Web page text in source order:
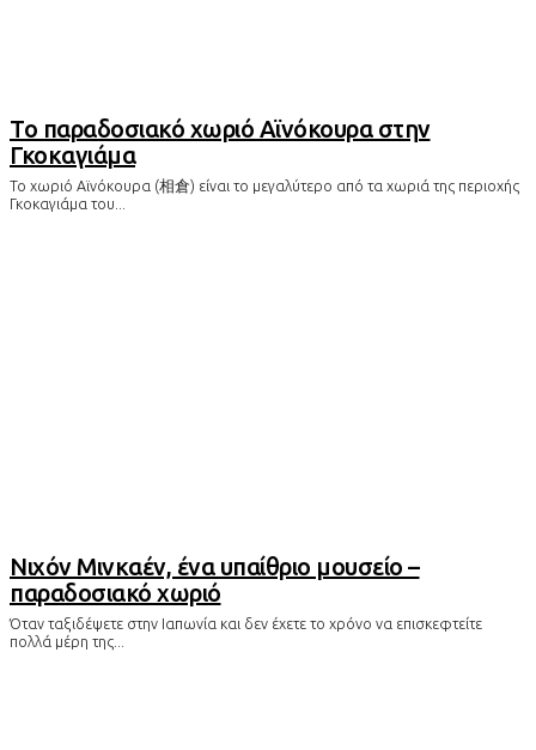
Το παραδοσιακό χωριό Αϊνόκουρα στην
Γκοκαγιάμα
Το χωριό Αϊνόκουρα (相倉) είναι το μεγαλύτερο από τα χωριά της περιοχής
Γκοκαγιάμα του...
Νιχόν Μινκαέν, ένα υπαίθριο μουσείο –
παραδοσιακό χωριό
Όταν ταξιδέψετε στην Ιαπωνία και δεν έχετε το χρόνο να επισκεφτείτε
πολλά μέρη της...